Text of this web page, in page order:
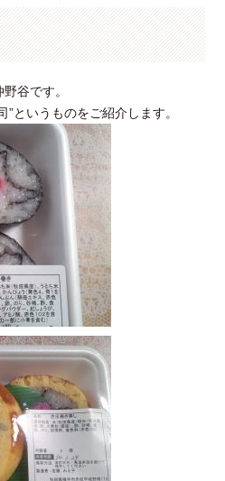
谷です。
というものをご紹介します。